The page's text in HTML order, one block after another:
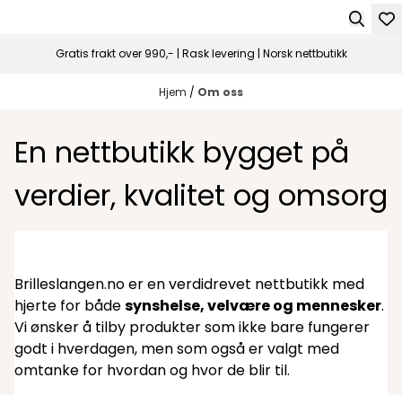
Gratis frakt over 990,- | Rask levering | Norsk nettbutikk
Hjem / Om oss
En nettbutikk bygget på
verdier, kvalitet og omsorg
Brilleslangen.no er en verdidrevet nettbutikk med
hjerte for bådesynshelse, velvære og mennesker.
Vi ønsker å tilby produkter som ikke bare fungerer
godt i hverdagen, men som også er valgt med
omtanke for hvordan og hvor de blir til.